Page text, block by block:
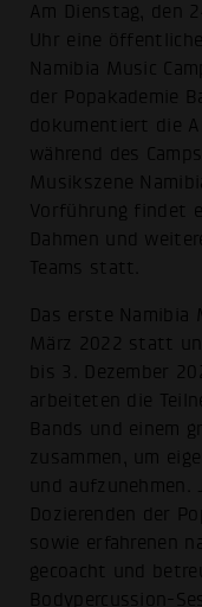
Am Dienstag, den
Uhr eine
Namibia Music
der Popakademie
dokumentiert die
während des
Musikszene
Vorführung findet
Dahmen und
Teams statt.
Das erste Namibia
März 2022 statt
bis 3. Dezember
arbeiteten die
Bands und einem
zusammen, um
und
Dozierenden der
sowie erfahrenen
gecoacht und
Bodypercussion-